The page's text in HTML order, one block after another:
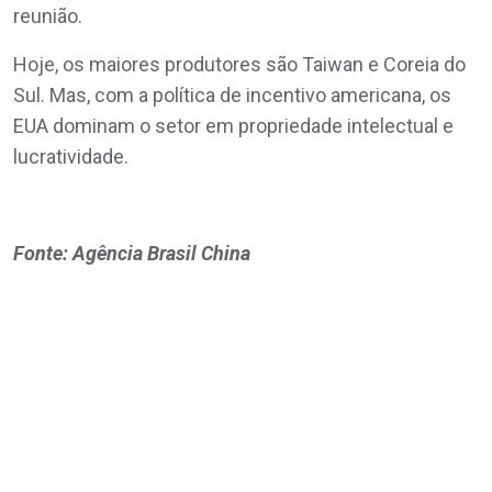
reunião.
Hoje, os maiores produtores são Taiwan e Coreia do
Sul. Mas, com a política de incentivo americana, os
EUA dominam o setor em propriedade intelectual e
lucratividade.
Fonte: Agência Brasil China